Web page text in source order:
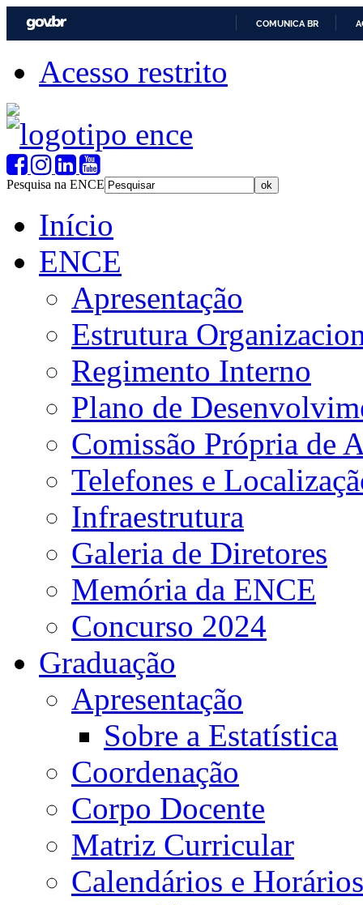
COMUNICA BR
Acesso restrito
Pesquisa na ENCE
Início
ENCE
Apresentação
Estrutura
Regimento Interno
Plano de
Comissão Própria de
Telefones e
Infraestrutura
Galeria de Diretores
Memória da ENCE
Concurso 2024
Graduação
Apresentação
Sobre a Estatística
Coordenação
Corpo Docente
Matriz Curricular
Calendários e Horários